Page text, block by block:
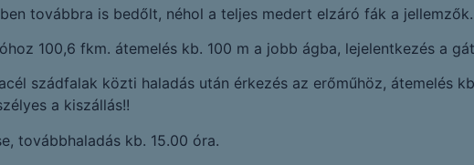
továbbra is bedőlt, néhol a teljes medert elzáró fák a jellemzők.
100,6 fkm. átemelés kb. 100 m a jobb ágba, lejelentkezés a
szádfalak közti haladás után érkezés az erőműhöz, átemelés
a kiszállás!!
továbbhaladás kb. 15.00 óra.